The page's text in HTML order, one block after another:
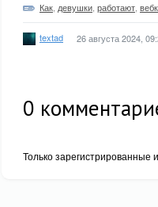
Как девушки работают
textad 26 августа 2024,
0
Только зарегистрированные